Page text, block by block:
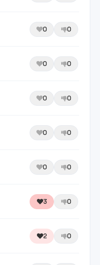
0 0
0 0
0 0
0 0
0 0
3 0
2 0